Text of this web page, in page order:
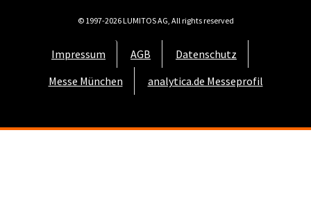
Impressum AGB
Datenschutz
Messe München
analytica.de Messeprofil
© 1997-2026 LUMITOS AG, All rights reserved